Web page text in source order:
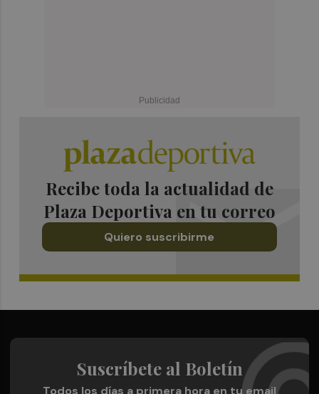
Recibe toda la actualidad de
Plaza Deportiva en tu correo
Quiero suscribirme
Suscríbete al Boletín
Todos los días a primera hora en tu email